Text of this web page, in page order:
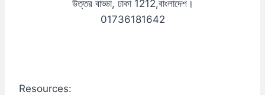
উত্তর বাড্ডা, ঢাকা1212,বাংলাদেশ।
01736181642
Resources: